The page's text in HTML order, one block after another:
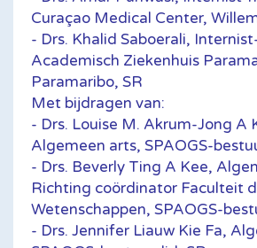
Curaçao Medical Center,
- Drs. Khalid Saboerali,
Academisch Ziekenhuis
Paramaribo, SR
Met bijdragen van:
- Drs. Louise M. Akrum-Jong A
Algemeen arts, SPAOGS-
- Drs. Beverly Ting A Kee,
Richting coördinator Faculteit
Wetenschappen, SPAOGS-
- Drs. Jennifer Liauw Kie Fa,